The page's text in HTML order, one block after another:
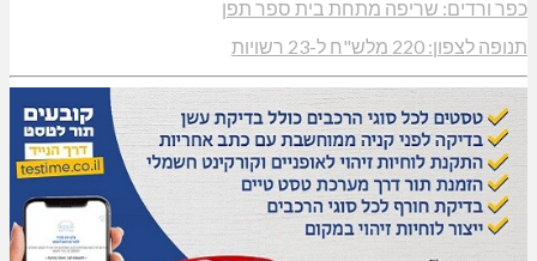
כפר ורדים: שריפה מתחת בית ספר תפן
תנופה לצפון: 220 מלש"ח ל-23 רשויות